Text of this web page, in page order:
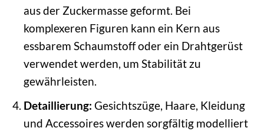
aus der Zuckermasse geformt. Bei
komplexeren Figuren kann ein Kern aus
essbarem Schaumstoff oder ein Drahtgerüst
verwendet werden, um Stabilität zu
gewährleisten.
Detaillierung: Gesichtszüge, Haare, Kleidung
und Accessoires werden sorgfältig modelliert